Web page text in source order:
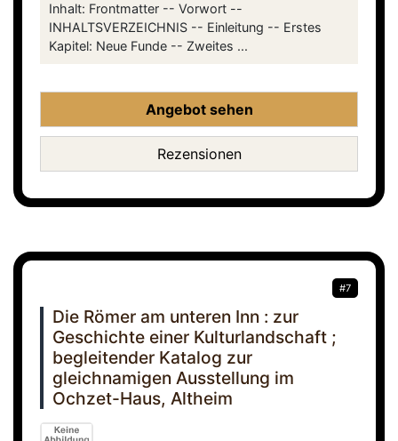
Inhalt: Frontmatter -- Vorwort --
INHALTSVERZEICHNIS -- Einleitung -- Erstes
Kapitel: Neue Funde -- Zweites ...
Angebot sehen
Rezensionen
#7
Die Römer am unteren Inn : zur
Geschichte einer Kulturlandschaft ;
begleitender Katalog zur
gleichnamigen Ausstellung im
Ochzet-Haus, Altheim